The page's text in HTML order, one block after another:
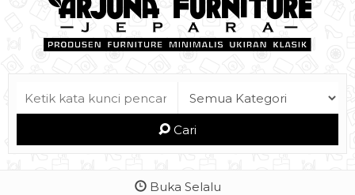
Cari
Buka Selalu